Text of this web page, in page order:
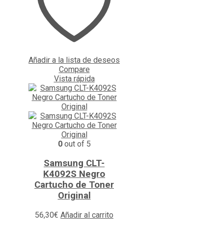
Añadir a la lista de deseos
Compare
Vista rápida
0out of 5
Samsung CLT-
K4092S Negro
Cartucho de Toner
Original
56,30€ Añadir al carrito